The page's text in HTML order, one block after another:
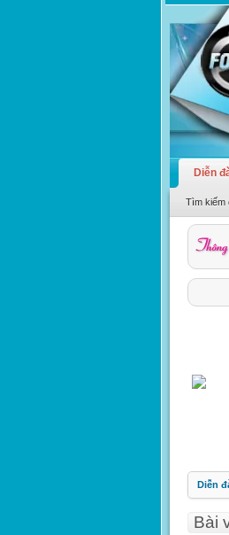
Diễn
Tìm kiếm
Diễn
Bài